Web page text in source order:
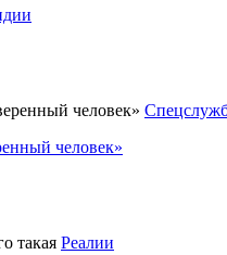
человек»
Реалии